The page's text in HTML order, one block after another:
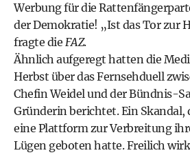
Werbung für die
der Demokratie! „Ist das Tor zur
fragte die FAZ.
Ähnlich aufgeregt hatten die
Herbst über das Fernsehduell
Chefin Weidel und der Bündnis-
Gründerin berichtet. Ein Skandal,
eine Plattform zur Verbreitung
Lügen geboten hatte. Freilich